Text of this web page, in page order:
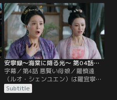
を聞いて父に嫌われる羅慎遠が族譜
にも載せてもらえない存在だと知
り、そんな異母兄に恩返ししようと
考える。また、羅宜寧は体が弱った
祖母のために本邸に留まることを決
めるが…。
安寧録～海棠に降る光～ 第04話／字幕
字幕／第4話 悪賢い母娘／羅慎遠
（ルオ・シェンユエン）は羅宜寧
（ルオ・イーニン）の部屋でこっそ
り祖父の絵を調べるが、師匠の無実
Subtitle